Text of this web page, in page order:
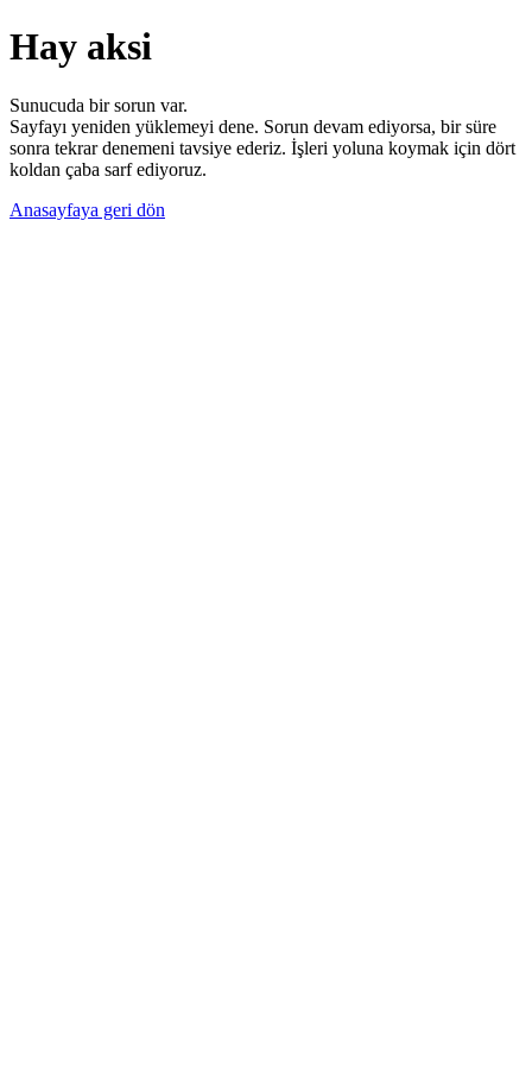
Hay aksi
Sunucuda bir sorun var.
Sayfayı yeniden yüklemeyi dene. Sorun devam ediyorsa, bir süre
sonra tekrar denemeni tavsiye ederiz. İşleri yoluna koymak için dört
koldan çaba sarf ediyoruz.
Anasayfaya geri dön